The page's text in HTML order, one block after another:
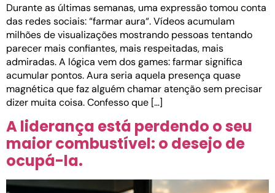
Durante as últimas semanas, uma expressão tomou conta
das redes sociais: “farmar aura“. Vídeos acumulam
milhões de visualizações mostrando pessoas tentando
parecer mais confiantes, mais respeitadas, mais
admiradas. A lógica vem dos games: farmar significa
acumular pontos. Aura seria aquela presença quase
magnética que faz alguém chamar atenção sem precisar
dizer muita coisa. Confesso que […]
A liderança está perdendo o seu
maior combustível: o desejo de
ocupá-la.